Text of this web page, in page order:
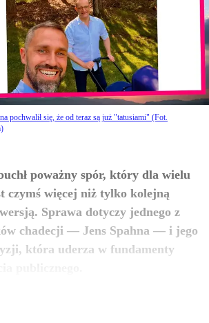
pochwalił się, że od teraz są już "tatusiami" (Fot.
poważny spór, który dla wielu
czymś więcej niż tylko kolejną
Sprawa dotyczy jednego z
chadecji — Jens Spahna — i jego
która uderza w fundamenty
zobacz więcej